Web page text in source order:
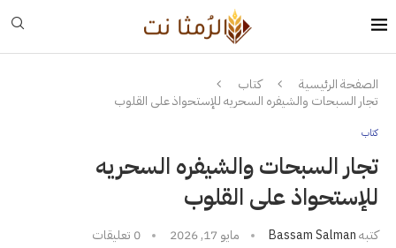
الصفحة الرئيسية
كتاب
تجار السبحات والشيفره السحريه للإستحواذ على القلوب
كتاب
تجار السبحات والشيفره السحريه
للإستحواذ على القلوب
كتبهBassam Salman مايو 17, 2026 0 تعليقات